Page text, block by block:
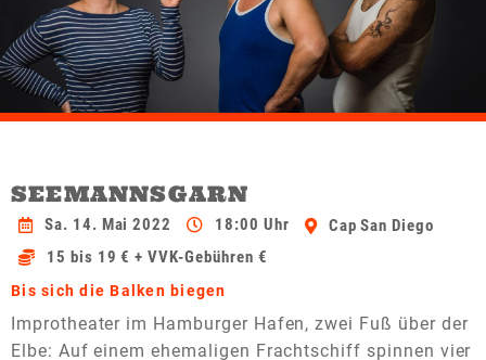
SEEMANNSGARN
Sa. 14. Mai 2022 18:00 Uhr
Cap San Diego
15 bis 19 € + VVK-Gebühren €
Bis sich die Balken biegen
Improtheater im Hamburger Hafen, zwei Fuß über der
Elbe: Auf einem ehemaligen Frachtschiff spinnen vier